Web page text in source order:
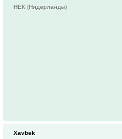
НЕК (Нидерланды)
Xavbek